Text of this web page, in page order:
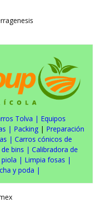
Tolva | Equipos
| Packing | Preparación
| Carros cónicos de
bins | Calibradora de
| Limpia fosas |
y poda |